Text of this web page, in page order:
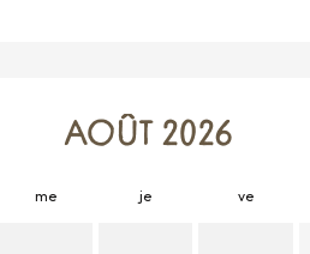
AOÛT 2026
me je ve